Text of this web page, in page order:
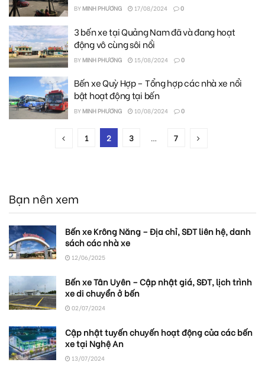
BYMINH PHƯƠNG 17/08/2024 0
3 bến xe tại Quảng Nam đã và đang hoạt
động vô cùng sôi nổi
BYMINH PHƯƠNG 15/08/2024 0
Bến xe Quỳ Hợp – Tổng hợp các nhà xe nổi
bật hoạt động tại bến
BYMINH PHƯƠNG 10/08/2024 0
1 2 3 7
Bạn nên xem
Bến xe Krông Năng – Địa chỉ, SĐT liên hệ, danh
sách các nhà xe
12/06/2025
Bến xe Tân Uyên – Cập nhật giá, SĐT, lịch trình
xe di chuyển ở bến
02/07/2024
Cập nhật tuyến chuyến hoạt động của các bến
xe tại Nghệ An
13/07/2024